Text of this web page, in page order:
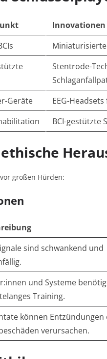
Innovationen
Stentrode-
Geräte
EEG-
BCI-gestützte
großen Hürden:
sind schwankend und
und Systeme
Training.
können Entzündungen
verursachen.